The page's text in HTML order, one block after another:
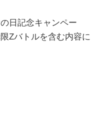
日記念キャンペー
Zバトルを含む内容に